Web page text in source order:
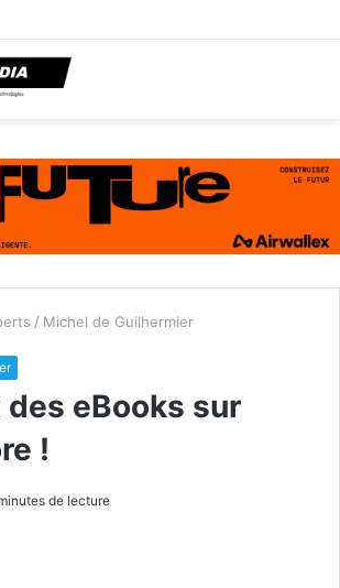
/ Michel de Guilhermier
des eBooks sur
!
de lecture